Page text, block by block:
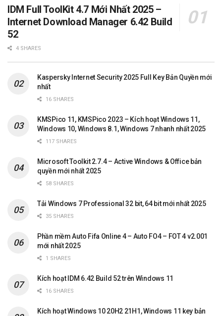
IDM Full ToolKit 4.7 Mới Nhất 2025 –
Internet Download Manager 6.42 Build
52
4 SHARES
Kaspersky Internet Security 2025 Full Key Bản Quyền mới
nhất
16 SHARES
KMSPico 11, KMSPico 2023 – Kích hoạt Windows 11,
Windows 10, Windows 8.1, Windows 7 nhanh nhất 2025
117 SHARES
Microsoft Toolkit 2.7.4 – Active Windows & Office bản
quyền mới nhất 2025
58 SHARES
Tải Windows 7 Professional 32 bit, 64 bit mới nhất 2025
35 SHARES
Phần mềm Auto Fifa Online 4 – Auto FO4 – FOT 4 v2.001
mới nhất 2025
1 SHARES
Kích hoạt IDM 6.42 Build 52 trên Windows 11
16 SHARES
Kích hoạt Windows 10 20H2 21H1, Windows 11 key bản